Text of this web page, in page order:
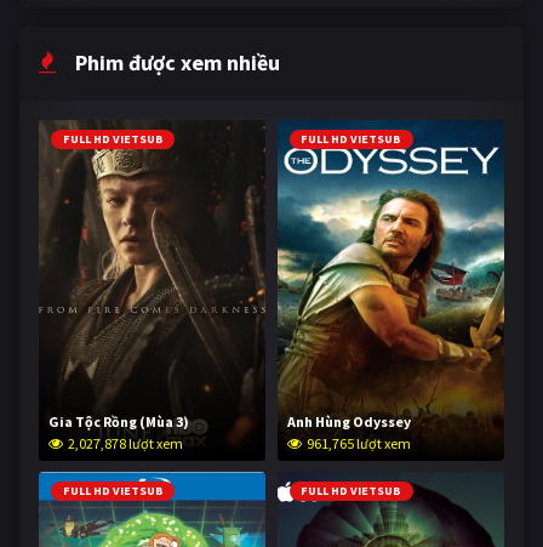
Phim được xem nhiều
FULL HD VIETSUB
Gia Tộc Rồng (Mùa 3)
2,027,878 lượt xem
FULL HD VIETSUB
Anh Hùng Odyssey
961,765 lượt xem
FULL HD VIETSUB FULL HD VIETSUB